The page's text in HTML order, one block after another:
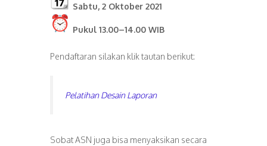
Sabtu, 2 Oktober 2021
Pukul 13.00–14.00 WIB
Pendaftaran silakan klik tautan berikut:
Pelatihan Desain Laporan
Sobat ASN juga bisa menyaksikan secara